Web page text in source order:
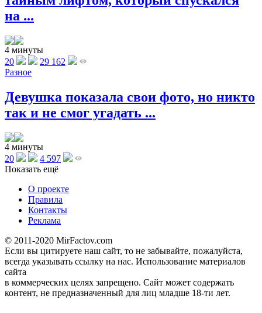
на ...
4 минуты
20
29 162
Разное
Девушка показала свои фото, но никто
так и не смог угадать ...
4 минуты
20
4 597
Показать ещё
О проекте
Правила
Контакты
Реклама
© 2011-2020 MirFactov.com
Если вы цитируете наш сайт, то не забывайте, пожалуйста,
всегда указывать ссылку на нас. Использование материалов
сайта
в коммерческих целях запрещено. Сайт может содержать
контент, не предназначенный для лиц младше 18-ти лет.